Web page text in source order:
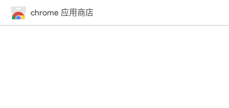
chrome 应用商店